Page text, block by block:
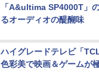
「A&ultima SP4000T」
るオーディオの醍醐味
ハイグレードテレビ「
色彩美で映画＆ゲームが